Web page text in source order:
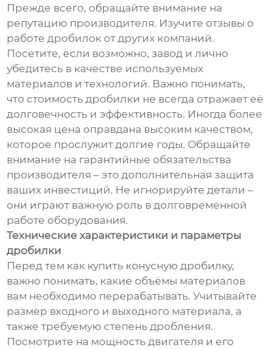
Прежде всего, обращайте внимание на
репутацию производителя. Изучите отзывы о
работе дробилок от других компаний.
Посетите, если возможно, завод и лично
убедитесь в качестве используемых
материалов и технологий. Важно понимать,
что стоимость дробилки не всегда отражает её
долговечность и эффективность. Иногда более
высокая цена оправдана высоким качеством,
которое прослужит долгие годы. Обращайте
внимание на гарантийные обязательства
производителя – это дополнительная защита
ваших инвестиций. Не игнорируйте детали –
они играют важную роль в долговременной
работе оборудования.
Технические характеристики и параметры
дробилки
Перед тем как купить конусную дробилку,
важно понимать, какие объёмы материалов
вам необходимо перерабатывать. Учитывайте
размер входного и выходного материала, а
также требуемую степень дробления.
Посмотрите на мощность двигателя и его